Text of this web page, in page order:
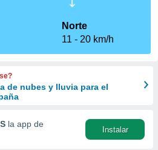
Norte
11
20 km/h
de nubes y lluvia para el
la app de
Instalar